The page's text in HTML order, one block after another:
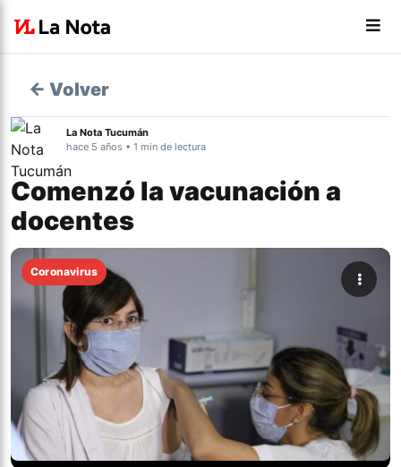
← Volver
La Nota Tucumán
hace 5 años • 1 min de lectura
Comenzó la vacunación a
docentes
Coronavirus